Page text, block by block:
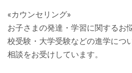
«カウンセリング»
お子さまの発達・学習に関するお
校受験・大学受験などの進学につ
相談をお受けしています。